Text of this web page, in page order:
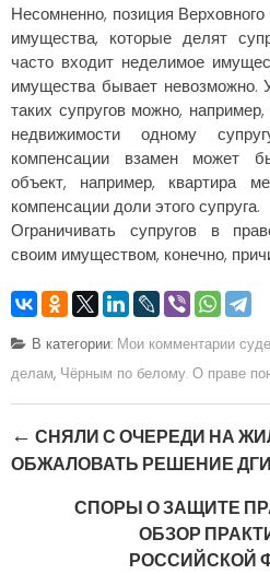
Несомненно, позиция
имущества, которые делят
часто входит неделимое
имущества бывает невозможно.
таких супругов можно,
недвижимости одному
компенсации взамен может
объект, например, квартира
компенсации доли этого супруга.
Ограничивать супругов в
своим имуществом, конечно,
В категории: Мои комментарии
делам, Чёрным по белому. О праве
Post navigation
← СНЯЛИ С ОЧЕРЕДИ НА
ОБЖАЛОВАТЬ РЕШЕНИЕ
СПОРЫ О ЗАЩИТЕ
ОБЗОР
РОССИЙСКОЙ